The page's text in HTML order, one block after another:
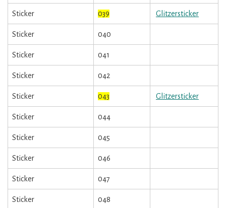
Sticker 039 Glitzersticker
Sticker 040
Sticker 041
Sticker 042
Sticker 043 Glitzersticker
Sticker 044
Sticker 045
Sticker 046
Sticker 047
Sticker 048